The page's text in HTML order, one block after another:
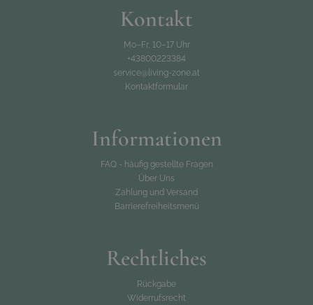
Kontakt
Mo–Fr, 10–17 Uhr
+43800223384
service@living-zone.at
Kontaktformular
Informationen
FAQ - häufig gestellte Fragen
Über Uns
Zahlung und Versand
Barrierefreiheitsmenü
Rechtliches
Rückgabe
Widerrufsrecht